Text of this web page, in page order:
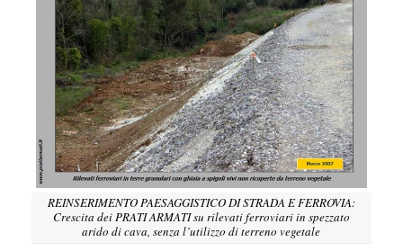
REINSERIMENTO PAESAGGISTICO DI STRADA E FERROVIA:
Crescita dei PRATI ARMATI su rilevati ferroviari in spezzato
arido di cava, senza l’utilizzo di terreno vegetale